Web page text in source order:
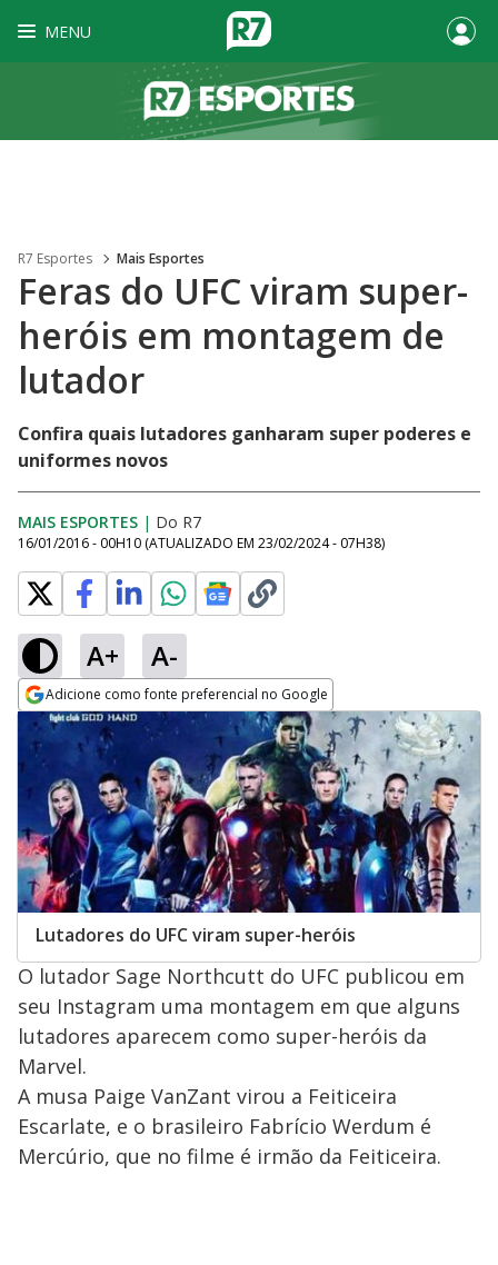
MENU
R7 Esportes Mais Esportes
Feras do UFC viram super-
heróis em montagem de
lutador
Confira quais lutadores ganharam super poderes e
uniformes novos
MAIS ESPORTES | Do R7
16/01/2016 - 00H10 (ATUALIZADO EM 23/02/2024 - 07H38)
A+ A-
Adicione como fonte preferencial no Google
Opens in new window
Lutadores do UFC viram super-heróis
O lutador Sage Northcutt do UFC publicou em
seu Instagram uma montagem em que alguns
lutadores aparecem como super-heróis da
Marvel.
A musa Paige VanZant virou a Feiticeira
Escarlate, e o brasileiro Fabrício Werdum é
Mercúrio, que no filme é irmão da Feiticeira.